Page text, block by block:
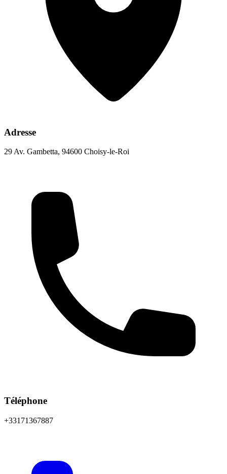
Adresse
29 Av. Gambetta, 94600 Choisy-le-Roi
Téléphone
+33171367887